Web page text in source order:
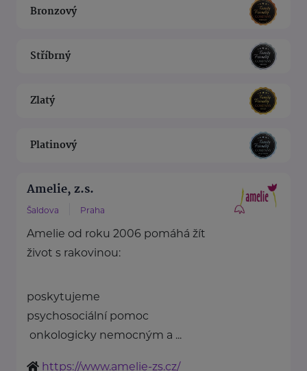
Bronzový
Stříbrný
Zlatý
Platinový
Amelie, z.s.
Šaldova Praha
Amelie od roku 2006 pomáhá žít
život s rakovinou:
poskytujeme
psychosociální pomoc
onkologicky nemocným a ...
https://www.amelie-zs.cz/